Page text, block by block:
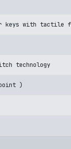
keys with tactile
technology
)